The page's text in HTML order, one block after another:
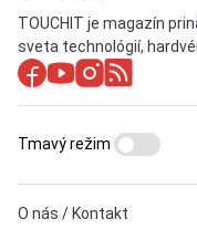
TOUCHIT je magazín
sveta technológií,
O nás / Kontakt
Tmavý režim